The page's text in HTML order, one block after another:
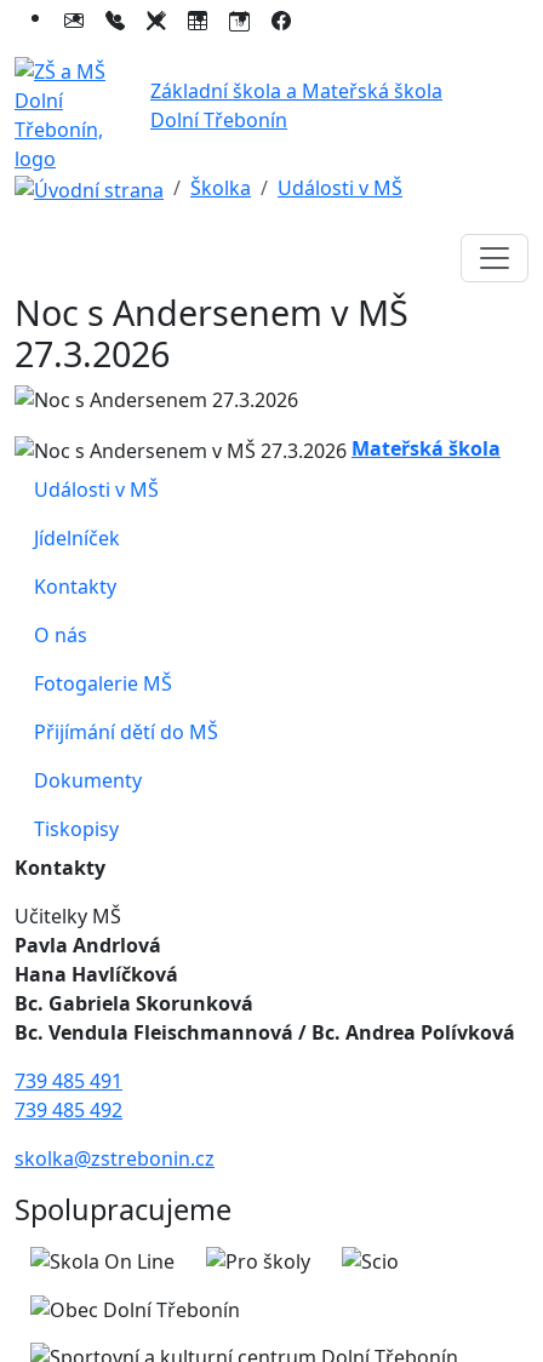
Základní škola a Mateřská škola
Dolní Třebonín
Školka Události v MŠ
Noc s Andersenem v MŠ
27.3.2026
Mateřská škola
Události v MŠ
Jídelníček
Kontakty
O nás
Fotogalerie MŠ
Přijímání dětí do MŠ
Dokumenty
Tiskopisy
Kontakty
Učitelky MŠ
Pavla Andrlová
Hana Havlíčková
Bc. Gabriela Skorunková
Bc. Vendula Fleischmannová / Bc. Andrea Polívková
739 485 491
739 485 492
skolka@zstrebonin.cz
Spolupracujeme